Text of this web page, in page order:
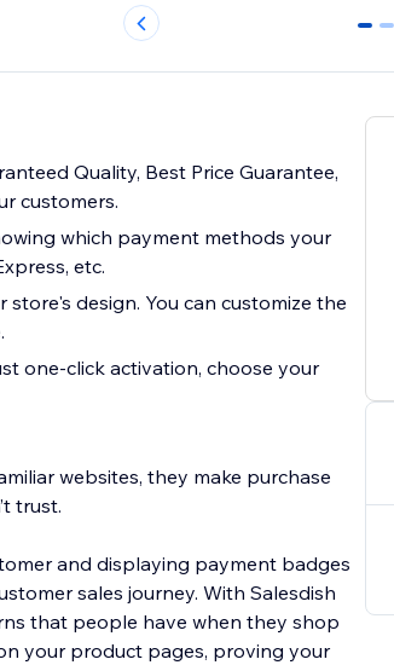
0 1
Quality, Best Price Guarantee,
customers.
which payment methods your
etc.
design. You can customize the
one-click activation, choose your
websites, they make purchase
trust.
and displaying payment badges
sales journey. With Salesdish
that people have when they shop
your product pages, proving your